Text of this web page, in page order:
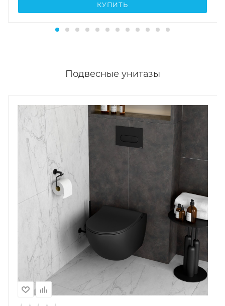
КУПИТЬ
Подвесные унитазы